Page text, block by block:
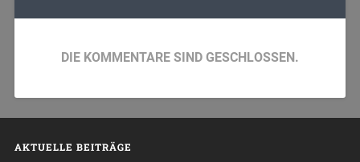
DIE KOMMENTARE SIND GESCHLOSSEN.
AKTUELLE BEITRÄGE